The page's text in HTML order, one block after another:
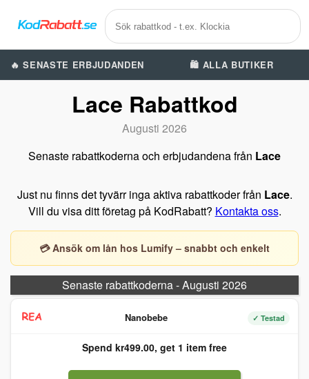
🔥 SENASTE ERBJUDANDEN 🛍️ ALLA BUTIKER
Lace Rabattkod
Augusti 2026
Senaste rabattkoderna och erbjudandena från Lace
Just nu finns det tyvärr inga aktiva rabattkoder från Lace.
Vill du visa ditt företag på KodRabatt? Kontakta oss.
💳 Ansök om lån hos Lumify – snabbt och enkelt
Senaste rabattkoderna - Augusti 2026
Nanobebe ✓ Testad
Spend kr499.00, get 1 item free